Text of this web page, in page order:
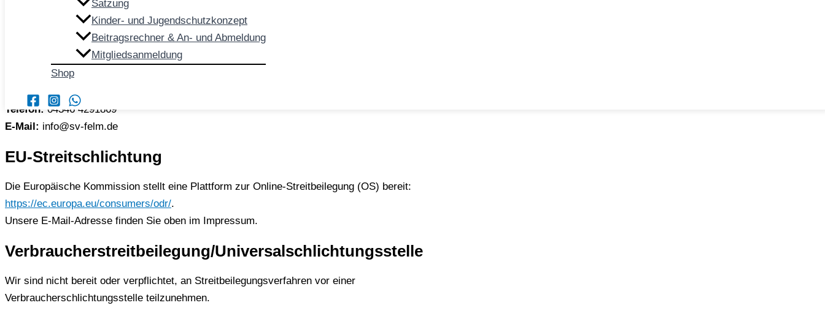
Satzung
Kinder- und Jugendschutzkonzept
Beitragsrechner & An- und Abmeldung
Mitgliedsanmeldung
Shop
Karsten Schneede (1. Kassenwart)
Michaela Hamkens (Schriftführerin)
Daniel Armbrecht (Jugendwart)
Kontakt
Telefon: 04346 4291869
E-Mail: info@sv-felm.de
EU-Streitschlichtung
Die Europäische Kommission stellt eine Plattform zur Online-Streitbeilegung (OS) bereit:
https://ec.europa.eu/consumers/odr/.
Unsere E-Mail-Adresse finden Sie oben im Impressum.
Verbraucherstreitbeilegung/Universalschlichtungsstelle
Wir sind nicht bereit oder verpflichtet, an Streitbeilegungsverfahren vor einer
Verbraucherschlichtungsstelle teilzunehmen.